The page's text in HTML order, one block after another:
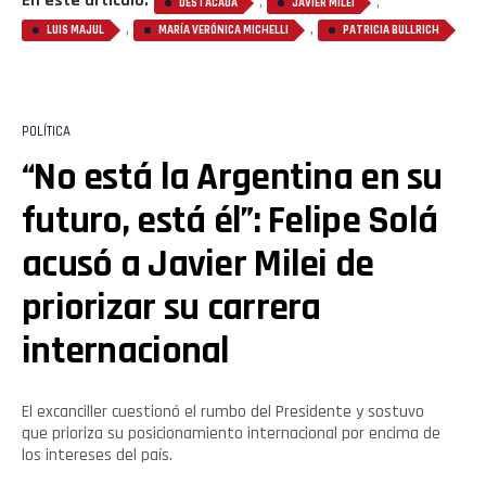
DESTACADA JAVIER MILEI
LUIS MAJUL , MARÍA VERÓNICA MICHELLI , PATRICIA BULLRICH
POLÍTICA
“No está la Argentina en su
futuro, está él”: Felipe Solá
acusó a Javier Milei de
priorizar su carrera
internacional
El excanciller cuestionó el rumbo del Presidente y sostuvo
que prioriza su posicionamiento internacional por encima de
los intereses del país.
Flipboard
Reddit